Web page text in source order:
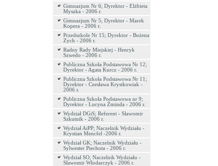
Gimnazjum Nr 6; Dyrektor - Elżbieta
Myszka - 2006 r.
Gimnazjum Nr 5; Dyrektor - Marek
Kopera - 2006 r.
Przedszkole Nr 15; Dyrektor - Bożena
Zych - 2006 r.
Radny Rady Miejskiej - Henryk
Szwedo - 2006 r.
Publiczna Szkoła Podstawowa Nr 12;
Dyrektor - Agata Kurcz - 2006 r.
Publiczna Szkoła Podstawowa Nr 11;
Dyrektor - Czesława Krystkowiak -
2006 r.
Publiczna Szkoła Podstawowa nr 9;
Dyrektor - Lucyna Żminda - 2006 r.
Wydział DGiS; Referent - Sławomir
Szkutnik - 2006 r.
Wydział AiPP; Naczelnik Wydziału -
Krystian Mencfel -2006 r.
Wydział GK; Naczelnik Wydziału -
Sylwester Piechota - 2006 r.
Wydział SO; Naczelnik Wydziału -
Sławomir Włodarczyk - 2006 r.